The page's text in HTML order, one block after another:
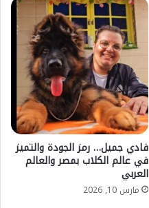
فادي جميل… رمز الجودة والتميز
في عالم الكلاب بمصر والعالم
العربي
مارس 10, 2026